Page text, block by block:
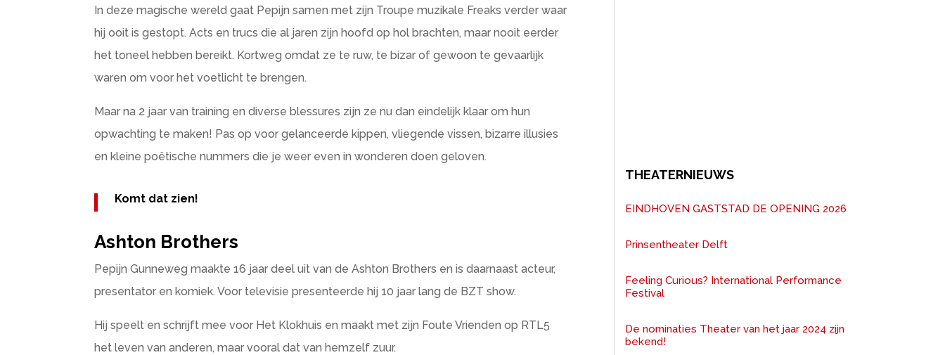
In deze magische wereld gaat Pepijn samen met zijn Troupe muzikale Freaks verder waar
hij ooit is gestopt. Acts en trucs die al jaren zijn hoofd op hol brachten, maar nooit eerder
het toneel hebben bereikt. Kortweg omdat ze te ruw, te bizar of gewoon te gevaarlijk
waren om voor het voetlicht te brengen.
Maar na 2 jaar van training en diverse blessures zijn ze nu dan eindelijk klaar om hun
opwachting te maken! Pas op voor gelanceerde kippen, vliegende vissen, bizarre illusies
en kleine poëtische nummers die je weer even in wonderen doen geloven.
Komt dat zien!
Ashton Brothers
Pepijn Gunneweg maakte 16 jaar deel uit van de Ashton Brothers en is daarnaast acteur,
presentator en komiek. Voor televisie presenteerde hij 10 jaar lang de BZT show.
Hij speelt en schrijft mee voor Het Klokhuis en maakt met zijn Foute Vrienden op RTL5
het leven van anderen, maar vooral dat van hemzelf zuur.
THEATERNIEUWS
EINDHOVEN GASTSTAD DE OPENING 2026
Prinsentheater Delft
Feeling Curious? International Performance
Festival
De nominaties Theater van het jaar 2024 zijn
bekend!